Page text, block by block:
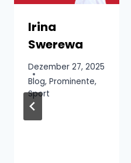
Irina
Swerewa
Dezember 27, 2025
Blog, Prominente,
Sport